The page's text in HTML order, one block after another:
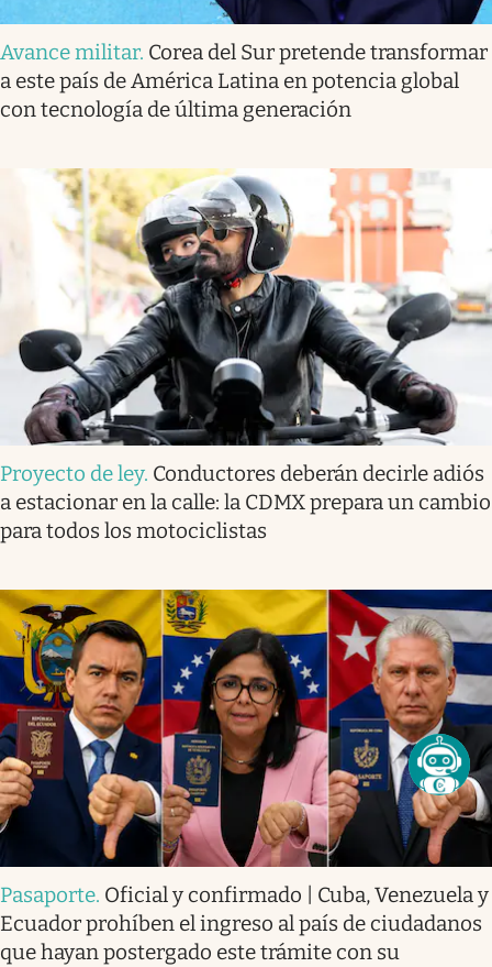
Avance militar. Corea del Sur pretende transformar
a este país de América Latina en potencia global
con tecnología de última generación
Proyecto de ley. Conductores deberán decirle adiós
a estacionar en la calle: la CDMX prepara un cambio
para todos los motociclistas
Pasaporte. Oficial y confirmado | Cuba, Venezuela y
Ecuador prohíben el ingreso al país de ciudadanos
que hayan postergado este trámite con su